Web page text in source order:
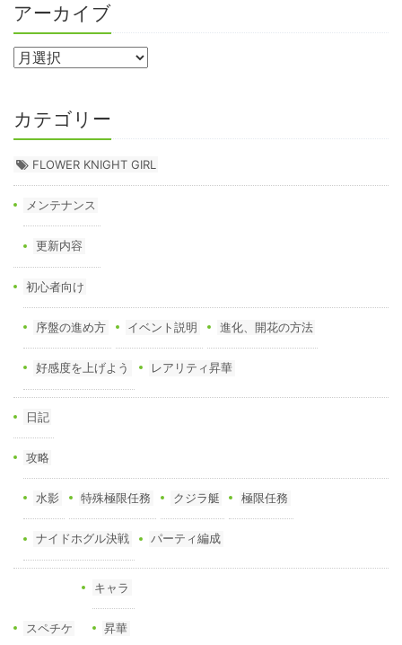
アーカイブ
カテゴリー
FLOWER KNIGHT GIRL
メンテナンス
更新内容
初心者向け
序盤の進め方 イベント説明 進化、開花の方法
好感度を上げよう レアリティ昇華
日記
攻略
水影 特殊極限任務 クジラ艇 極限任務
ナイドホグル決戦 パーティ編成
スペチケ
キャラ
昇華